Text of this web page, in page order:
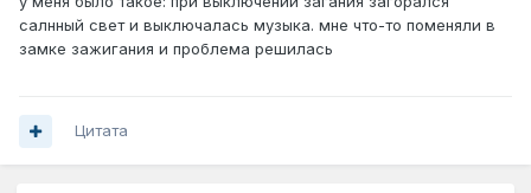
салнный свет и выключалась музыка. мне что-то поменяли в
замке зажигания и проблема решилась
Цитата